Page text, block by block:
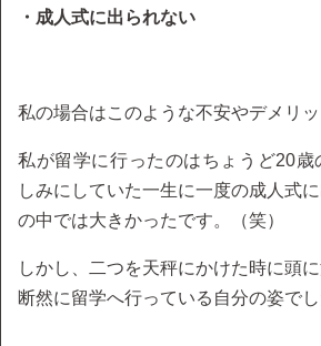
・成人式に出られない
私の場合はこのような不安やデメリッ
私が留学に行ったのはちょうど20歳
しみにしていた一生に一度の成人式
の中では大きかったです。（笑）
しかし、二つを天秤にかけた時に頭
断然に留学へ行っている自分の姿でし